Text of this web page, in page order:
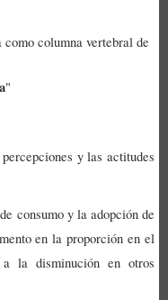
columna vertebral de
"
y las actitudes
consumo y la adopción de
en la proporción en el
la disminución en otros